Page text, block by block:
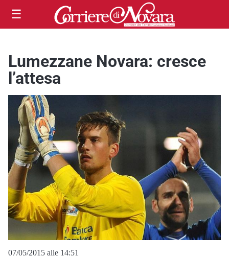
☰
Lumezzane ­Novara: cresce
l’attesa
07/05/2015 alle 14:51